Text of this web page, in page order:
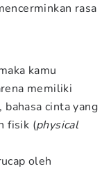
rasa
kamu
memiliki
cinta yang
fisik (physical
oleh